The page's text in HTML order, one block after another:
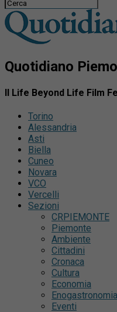
Quotidiano
Il Life Beyond Life Film
Torino
Alessandria
Asti
Biella
Cuneo
Novara
VCO
Vercelli
Sezioni
CRPIEMONTE
Piemonte
Ambiente
Cittadini
Cronaca
Cultura
Economia
Enogastronomia
Eventi